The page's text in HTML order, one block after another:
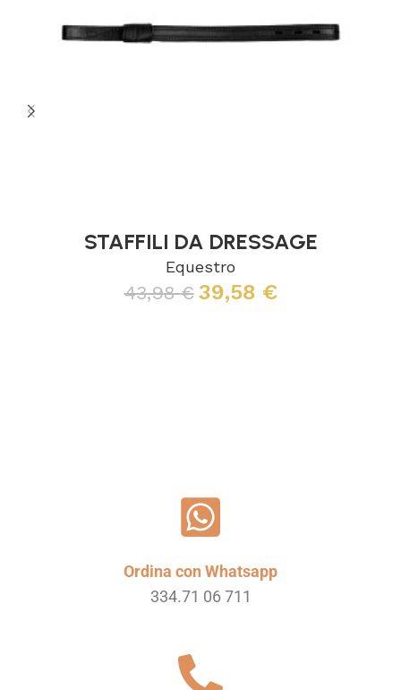
STAFFILI DA DRESSAGE
Equestro
43,98€ 39,58 €
Ordina con Whatsapp
334.71 06 711